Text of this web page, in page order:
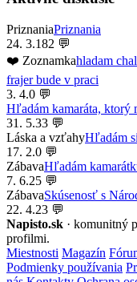
PriznaniaPriznania
24. 3.182 💬
❤️ Zoznamkahladam
frajer bude v praci
3. 4.0 💬
Hľadám kamaráta, ktorý
31. 5.33 💬
Láska a vzťahyHľadám
17. 2.0 💬
ZábavaHľadám
7. 6.25 💬
ZábavaSkúsenosť s
22. 4.23 💬
Napisto.sk · komunitný
profilmi.
Miestnosti Magazín
Podmienky používania